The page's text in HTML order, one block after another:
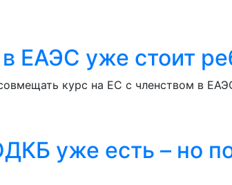
ЕАЭС уже стоит
курс на ЕС с членством в
уже есть – но